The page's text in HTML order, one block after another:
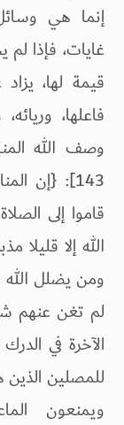
إنما هي
غايات، فإذا
قيمة لها،
فاعلها،
143]: {إن
قاموا إلى
الله إلا قليلا
ومن يضلل الله
لم تغن عنهم
الآخرة في
للمصلين